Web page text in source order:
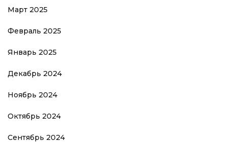
Март 2025
Февраль 2025
Январь 2025
Декабрь 2024
Ноябрь 2024
Октябрь 2024
Сентябрь 2024